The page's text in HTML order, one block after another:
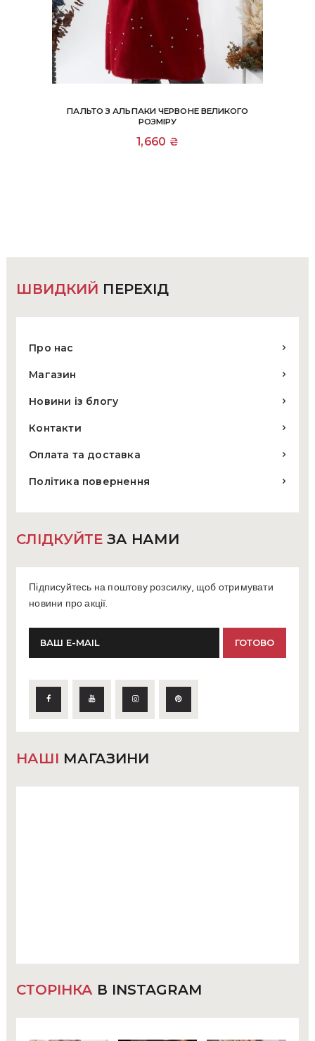
ПАЛЬТО З АЛЬПАКИ ЧЕРВОНЕ ВЕЛИКОГО
РОЗМІРУ
1,660 ₴
ШВИДКИЙ ПЕРЕХІД
Про нас
Магазин
Новини із блогу
Контакти
Оплата та доставка
Політика повернення
СЛІДКУЙТЕ ЗА НАМИ
Підписуйтесь на поштову розсилку, щоб отримувати
новини про акції.
НАШІ МАГАЗИНИ
СТОРІНКА В INSTAGRAM